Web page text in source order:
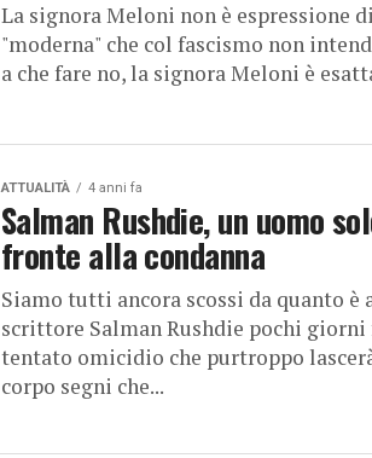
La signora Meloni non è espressione
"moderna" che col fascismo non
a che fare no, la signora Meloni è
ATTUALITÀ 4 anni fa
Salman Rushdie, un uomo
fronte alla condanna
Siamo tutti ancora scossi da quanto è
scrittore Salman Rushdie pochi giorni
tentato omicidio che purtroppo
corpo segni che...